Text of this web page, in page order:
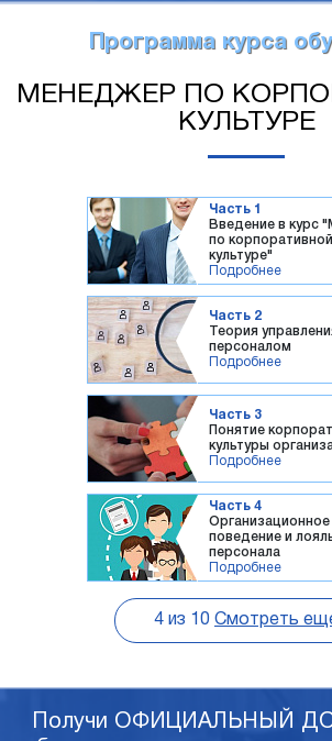
Программа курса
МЕНЕДЖЕР ПО
КУЛЬТУРЕ
Часть 1
Введение в курс
по корпоративной
культуре"
Подробнее
Часть 2
Теория
персоналом
Подробнее
Часть 3
Понятие
культуры
Подробнее
Часть 4
Организационное
поведение и
персонала
Подробнее
4 из 10 Смотреть
Получи ОФИЦИАЛЬНЫЙ